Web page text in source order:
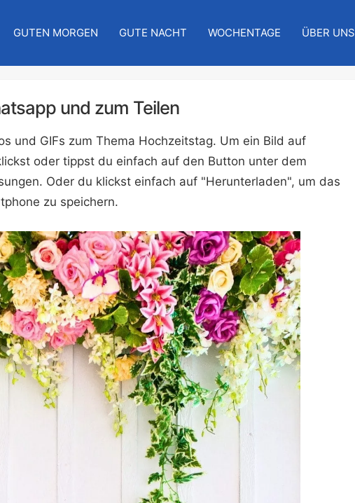
GUTEN MORGEN GUTE NACHT WOCHENTAGE ÜBER UNS
und zum Teilen
und GIFs zum Thema Hochzeitstag. Um ein Bild auf
oder tippst du einfach auf den Button unter dem
Oder du klickst einfach auf "Herunterladen", um das
zu speichern.